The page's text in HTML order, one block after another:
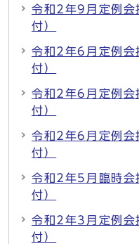
令和2年9月定例
付）
令和2年6月定例会
付）
令和2年6月定例
付）
令和2年6月定例
付）
令和2年5月臨時会
付）
令和2年3月定例
付）